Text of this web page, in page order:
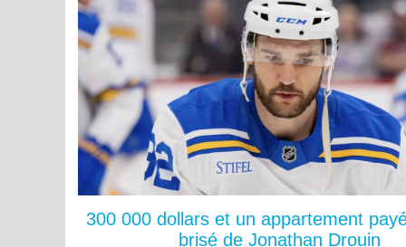
300 000 dollars et un appartement
brisé de Jonathan Drouin